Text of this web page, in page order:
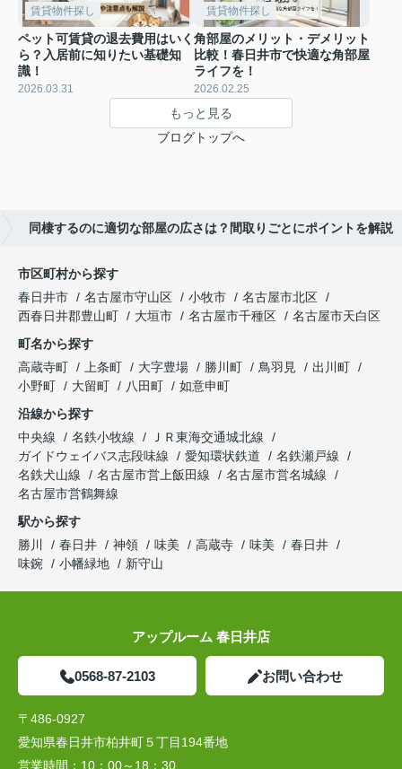
賃貸物件探し
ペット可賃貸の退去費用はいく
ら？入居前に知りたい基礎知
識！
2026.03.31
賃貸物件探し
角部屋のメリット・デメリット
比較！春日井市で快適な角部屋
ライフを！
2026.02.25
もっと見る
ブログトップへ
同棲するのに適切な部屋の広さは？間取りごとにポイントを解説
市区町村から探す
春日井市
名古屋市守山区 小牧市
名古屋市北区
西春日井郡豊山町
大垣市 名古屋市千種区
名古屋市天白区
町名から探す
高蔵寺町
上条町 大字豊場 勝川町 鳥羽見
出川町
小野町
大留町 八田町
如意申町
沿線から探す
中央線
名鉄小牧線
ＪＲ東海交通城北線
ガイドウェイバス志段味線
愛知環状鉄道
名鉄瀬戸線
名鉄犬山線
名古屋市営上飯田線
名古屋市営名城線
名古屋市営鶴舞線
駅から探す
勝川
春日井 神領 味美 高蔵寺 味美
春日井
味鋺
小幡緑地 新守山
アップルーム 春日井店
0568-87-2103 お問い合わせ
〒486-0927
愛知県春日井市柏井町５丁目194番地
営業時間： 10：00～18：30